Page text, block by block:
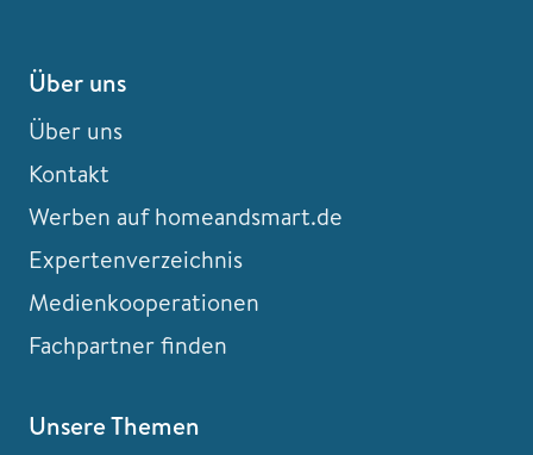
Über uns
Über uns
Kontakt
Werben auf homeandsmart.de
Expertenverzeichnis
Medienkooperationen
Fachpartner finden
Unsere Themen